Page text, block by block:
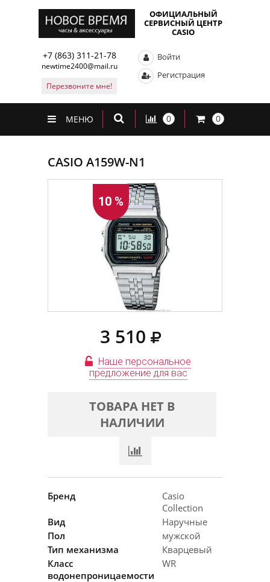
ОФИЦИАЛЬНЫЙ
СЕРВИСНЫЙ ЦЕНТР
CASIO
+7 (863) 311-21-78
newtime2400@mail.ru
Перезвоните мне!
Войти
Регистрация
МЕНЮ 0 0
CASIO A159W-N1
10 %
3 510
Наше персональное
предложение для вас
ТОВАРА НЕТ В
НАЛИЧИИ
Бренд
Casio
Collection
Вид
Наручные
Пол
мужской
Тип механизма
Кварцевый
Класс
водонепроницаемости
WR